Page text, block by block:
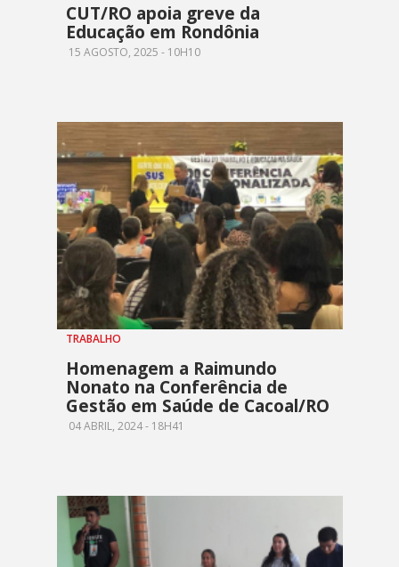
CUT/RO apoia greve da
Educação em Rondônia
15 AGOSTO, 2025 - 10H10
TRABALHO
Homenagem a Raimundo
Nonato na Conferência de
Gestão em Saúde de Cacoal/RO
04 ABRIL, 2024 - 18H41